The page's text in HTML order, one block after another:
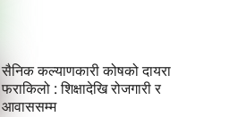
सैनिक कल्याणकारी कोषको दायरा
फराकिलो : शिक्षादेखि रोजगारी र
आवाससम्म